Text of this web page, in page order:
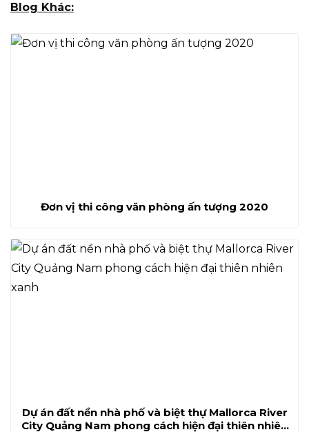
Blog Khác:
Đơn vị thi công văn phòng ấn tượng 2020
Dự án đất nền nhà phố và biệt thự Mallorca River
City Quảng Nam phong cách hiện đại thiên nhiên